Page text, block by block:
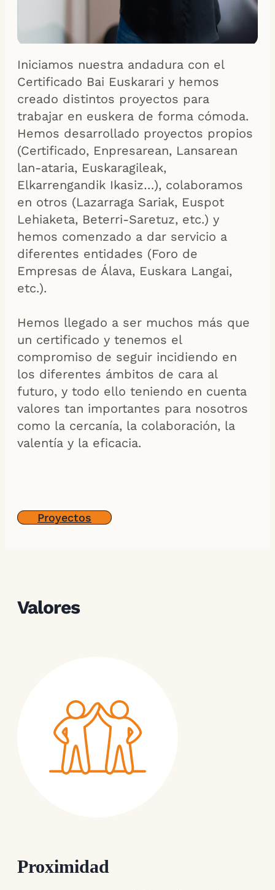
Iniciamos nuestra andadura con el
Certificado Bai Euskarari y hemos
creado distintos proyectos para
trabajar en euskera de forma cómoda.
Hemos desarrollado proyectos propios
(Certificado, Enpresarean, Lansarean
lan-ataria, Euskaragileak,
Elkarrengandik Ikasiz…), colaboramos
en otros (Lazarraga Sariak, Euspot
Lehiaketa, Beterri-Saretuz, etc.) y
hemos comenzado a dar servicio a
diferentes entidades (Foro de
Empresas de Álava, Euskara Langai,
etc.).
Hemos llegado a ser muchos más que
un certificado y tenemos el
compromiso de seguir incidiendo en
los diferentes ámbitos de cara al
futuro, y todo ello teniendo en cuenta
valores tan importantes para nosotros
como la cercanía, la colaboración, la
valentía y la eficacia.
Proyectos
Valores
Proximidad